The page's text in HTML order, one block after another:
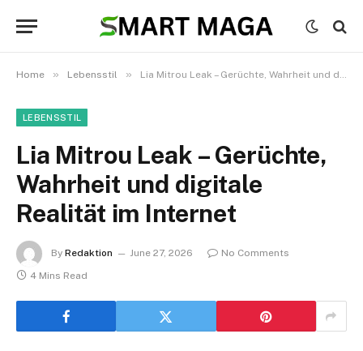
Home » Lebensstil » Lia Mitrou Leak – Gerüchte, Wahrheit und digitale Realität im Internet
LEBENSSTIL
Lia Mitrou Leak – Gerüchte,
Wahrheit und digitale
Realität im Internet
By Redaktion June 27, 2026
No Comments
4 Mins Read